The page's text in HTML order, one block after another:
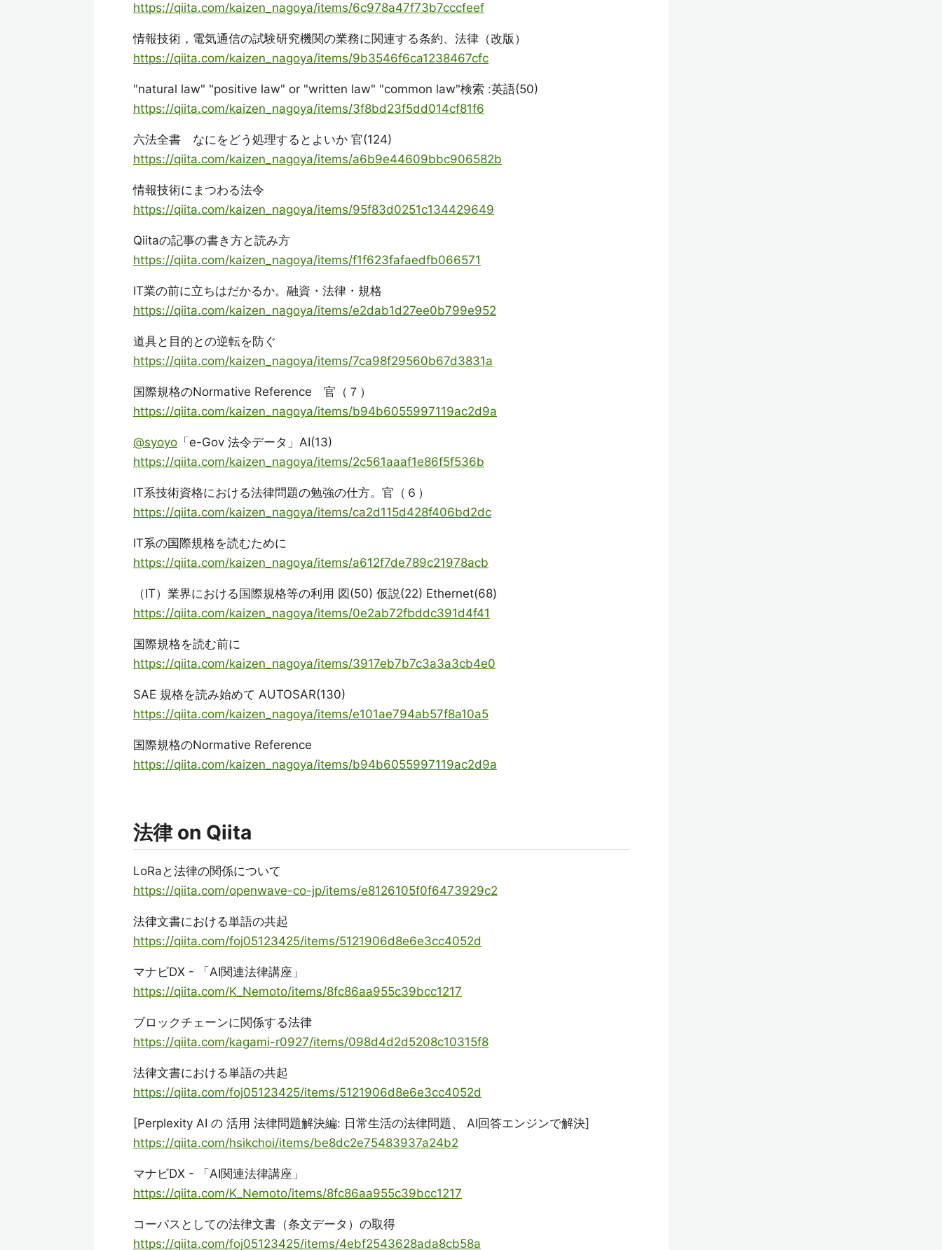
https://qiita.com/kaizen_nagoya/items/6c978a47f73b7cccfeef
情報技術，電気通信の試験研究機関の業務に関連する条約、法律（改版）
https://qiita.com/kaizen_nagoya/items/9b3546f6ca1238467cfc
"natural law" "positive law" or "written law" "common law"検索 :英語(50)
https://qiita.com/kaizen_nagoya/items/3f8bd23f5dd014cf81f6
六法全書 なにをどう処理するとよいか 官(124)
https://qiita.com/kaizen_nagoya/items/a6b9e44609bbc906582b
情報技術にまつわる法令
https://qiita.com/kaizen_nagoya/items/95f83d0251c134429649
Qiitaの記事の書き方と読み方
https://qiita.com/kaizen_nagoya/items/f1f623fafaedfb066571
IT業の前に立ちはだかるか。融資・法律・規格
https://qiita.com/kaizen_nagoya/items/e2dab1d27ee0b799e952
道具と目的との逆転を防ぐ
https://qiita.com/kaizen_nagoya/items/7ca98f29560b67d3831a
国際規格のNormative Reference 官（７）
https://qiita.com/kaizen_nagoya/items/b94b6055997119ac2d9a
@syoyo 「e-Gov 法令データ」AI(13)
https://qiita.com/kaizen_nagoya/items/2c561aaaf1e86f5f536b
IT系技術資格における法律問題の勉強の仕方。官（６）
https://qiita.com/kaizen_nagoya/items/ca2d115d428f406bd2dc
IT系の国際規格を読むために
https://qiita.com/kaizen_nagoya/items/a612f7de789c21978acb
（IT）業界における国際規格等の利用 図(50) 仮説(22) Ethernet(68)
https://qiita.com/kaizen_nagoya/items/0e2ab72fbddc391d4f41
国際規格を読む前に
https://qiita.com/kaizen_nagoya/items/3917eb7b7c3a3a3cb4e0
SAE 規格を読み始めて AUTOSAR(130)
https://qiita.com/kaizen_nagoya/items/e101ae794ab57f8a10a5
国際規格のNormative Reference
https://qiita.com/kaizen_nagoya/items/b94b6055997119ac2d9a
法律 on Qiita
LoRaと法律の関係について
https://qiita.com/openwave-co-jp/items/e8126105f0f6473929c2
法律文書における単語の共起
https://qiita.com/foj05123425/items/5121906d8e6e3cc4052d
マナビDX - 「AI関連法律講座」
https://qiita.com/K_Nemoto/items/8fc86aa955c39bcc1217
ブロックチェーンに関係する法律
https://qiita.com/kagami-r0927/items/098d4d2d5208c10315f8
法律文書における単語の共起
https://qiita.com/foj05123425/items/5121906d8e6e3cc4052d
[Perplexity AI の 活用 法律問題解決編: 日常生活の法律問題、 AI回答エンジンで解決]
https://qiita.com/hsikchoi/items/be8dc2e75483937a24b2
マナビDX - 「AI関連法律講座」
https://qiita.com/K_Nemoto/items/8fc86aa955c39bcc1217
コーパスとしての法律文書（条文データ）の取得
https://qiita.com/foj05123425/items/4ebf2543628ada8cb58a